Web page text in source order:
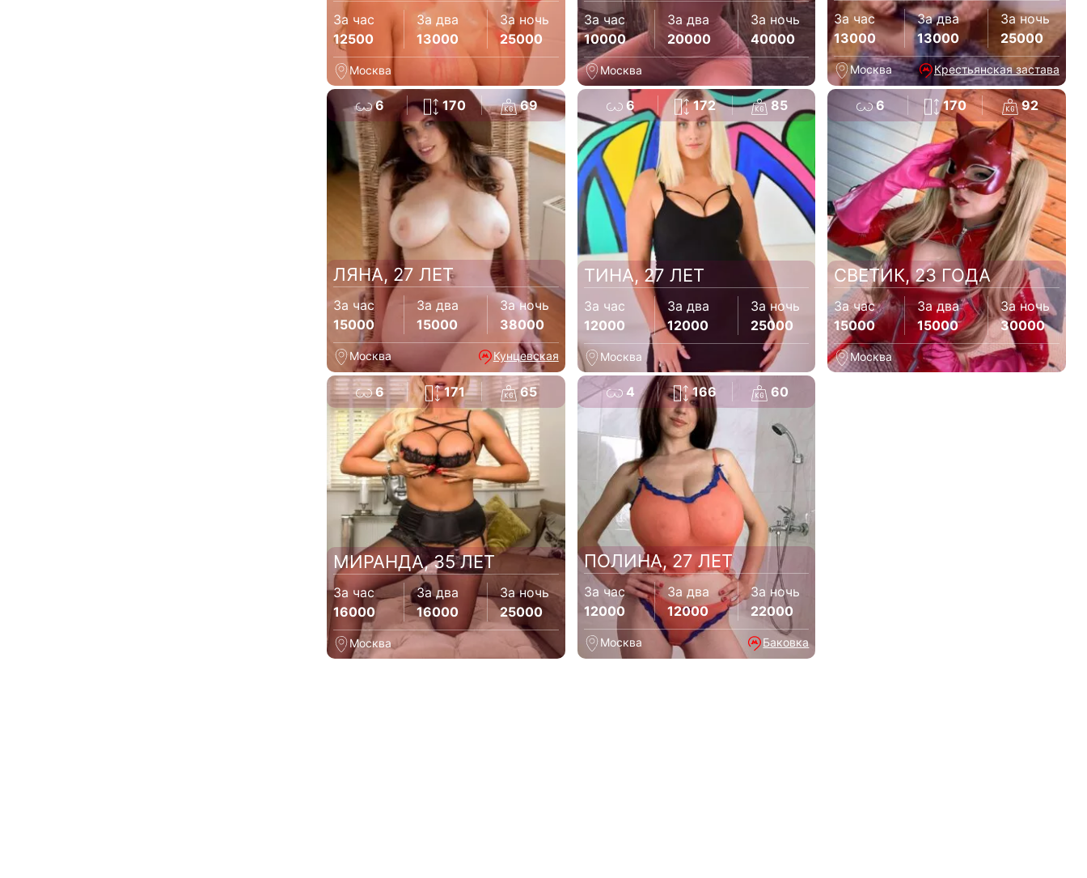
За час
12500
За два
13000
За ночь
25000
Москва
За час
10000
За два
20000
За ночь
40000
Москва
За час
13000
За два
13000
За ночь
25000
Москва Крестьянская застава
6 170 69
ЛЯНА, 27 ЛЕТ
За час
15000
За два
15000
За ночь
38000
Москва Кунцевская
6 172 85
ТИНА, 27 ЛЕТ
За час
12000
За два
12000
За ночь
25000
Москва
6 170 92
СВЕТИК, 23 ГОДА
За час
15000
За два
15000
За ночь
30000
Москва
6 171 65
МИРАНДА, 35 ЛЕТ
За час
16000
За два
16000
За ночь
25000
Москва
4 166 60
ПОЛИНА, 27 ЛЕТ
За час
12000
За два
12000
За ночь
22000
Москва Баковка